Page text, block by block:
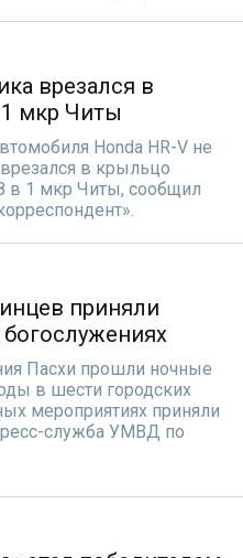
врезался в
мкр Читы
Honda HR-V не
в крыльцо
в 1 мкр Читы, сообщил
приняли
Пасхи прошли ночные
в шести городских
мероприятиях приняли
служба УМВД по